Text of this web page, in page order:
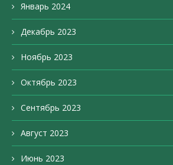
Январь 2024
Декабрь 2023
Ноябрь 2023
Октябрь 2023
Сентябрь 2023
Август 2023
Июнь 2023